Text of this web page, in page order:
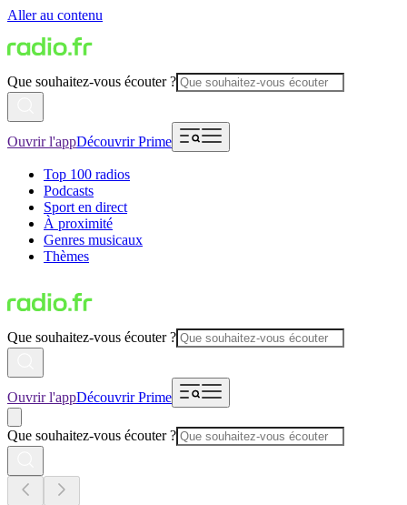
Aller au contenu
Que souhaitez-vous écouter ?
Ouvrir l'appDécouvrir Prime
Top 100 radios
Podcasts
Sport en direct
À proximité
Genres musicaux
Thèmes
Que souhaitez-vous écouter ?
Ouvrir l'appDécouvrir Prime
Que souhaitez-vous écouter ?